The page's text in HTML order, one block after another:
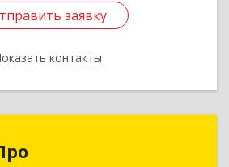
заявку
контакты
заявку
Назад